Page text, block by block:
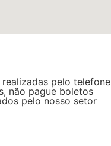
pelo telefone
não pague boletos
pelo nosso setor